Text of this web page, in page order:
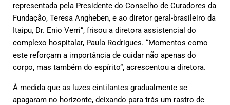
representada pela Presidente do Conselho de Curadores da
Fundação, Teresa Angheben, e ao diretor geral-brasileiro da
Itaipu, Dr. Enio Verri”, frisou a diretora assistencial do
complexo hospitalar, Paula Rodrigues. “Momentos como
este reforçam a importância de cuidar não apenas do
corpo, mas também do espírito”, acrescentou a diretora.
À medida que as luzes cintilantes gradualmente se
apagaram no horizonte, deixando para trás um rastro de